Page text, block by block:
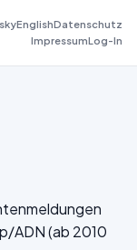
EnglishDatenschutz
ImpressumLog-In
ADN (ab 2010